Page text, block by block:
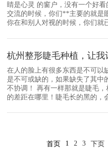
睛是心灵 的窗户，没有一个好
交流的时候，你们**主要的就是
你在和别人对视的时候，你们就
杭州整形睫毛种植，让我
在人的脸上有很多东西是不可以
是不可或缺的，如果缺失了其中
不协调！ 再有一样那就是睫毛
的差距在哪里！睫毛长的黑的，
首页 1 2 3 下页